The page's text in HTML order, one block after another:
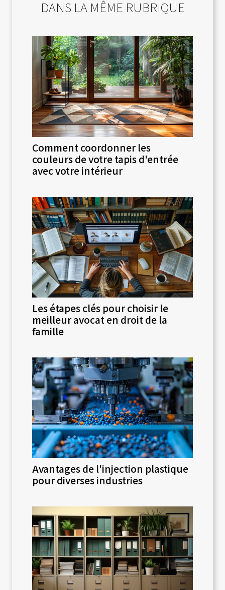
DANS LA MÊME RUBRIQUE
Comment coordonner les
couleurs de votre tapis d'entrée
avec votre intérieur
Les étapes clés pour choisir le
meilleur avocat en droit de la
famille
Avantages de l'injection plastique
pour diverses industries